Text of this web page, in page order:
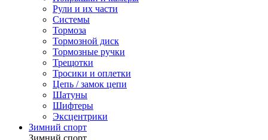
Рули и их части
Системы
Тормоза
Тормозной диск
Тормозные ручки
Трещотки
Тросики и оплетки
Цепь / замок цепи
Шатуны
Шифтеры
Эксцентрики
Зимний спорт
Зимний спорт